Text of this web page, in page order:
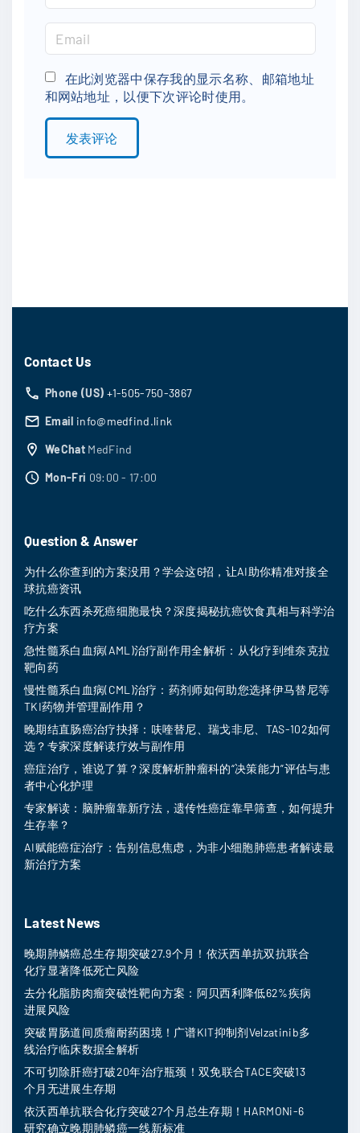
a
e
*
m
a
i
l
在此浏览器中保存我的显示名称、邮箱地址
和网站地址，以便下次评论时使用。
Contact Us
Phone (US) +1-505-750-3867
Email info@medfind.link
WeChat MedFind
Mon-Fri 09:00 - 17:00
Question & Answer
为什么你查到的方案没用？学会这6招，让AI助你精准对接全
球抗癌资讯
吃什么东西杀死癌细胞最快？深度揭秘抗癌饮食真相与科学治
疗方案
急性髓系白血病(AML)治疗副作用全解析：从化疗到维奈克拉
靶向药
慢性髓系白血病(CML)治疗：药剂师如何助您选择伊马替尼等
TKI药物并管理副作用？
晚期结直肠癌治疗抉择：呋喹替尼、瑞戈非尼、TAS-102如何
选？专家深度解读疗效与副作用
癌症治疗，谁说了算？深度解析肿瘤科的“决策能力”评估与患
者中心化护理
专家解读：脑肿瘤靠新疗法，遗传性癌症靠早筛查，如何提升
生存率？
AI赋能癌症治疗：告别信息焦虑，为非小细胞肺癌患者解读最
新治疗方案
Latest News
晚期肺鳞癌总生存期突破27.9个月！依沃西单抗双抗联合
化疗显著降低死亡风险
去分化脂肪肉瘤突破性靶向方案：阿贝西利降低62%疾病
进展风险
突破胃肠道间质瘤耐药困境！广谱KIT抑制剂Velzatinib多
线治疗临床数据全解析
不可切除肝癌打破20年治疗瓶颈！双免联合TACE突破13
个月无进展生存期
依沃西单抗联合化疗突破27个月总生存期！HARMONi-6
研究确立晚期肺鳞癌一线新标准